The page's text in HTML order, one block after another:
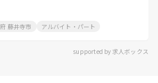
藤井寺市 アルバイト・パート
supported by 求人ボックス